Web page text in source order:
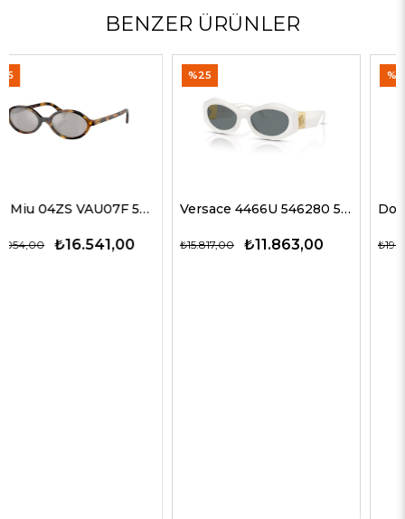
BENZER ÜRÜNLER
Versace 4466U 546280 54 G Kadın Güneş Gözlükleri
₺11.863,00
₺15.817,00
Dolce Gabbana 4469 501/87 59 G Kadın Güneş Gözlükleri
₺12.563,00
₺19.327,00